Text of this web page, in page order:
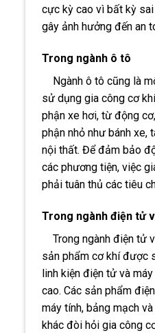
cực kỳ cao vì bất kỳ
gây ảnh hưởng đến an
Trong ngành ô tô
Ngành ô tô cũng là
sử dụng gia công cơ
phận xe hơi, từ động
phận nhỏ như bánh xe,
nội thất. Để đảm bảo
các phương tiện, việc
phải tuân thủ các tiêu
Trong ngành điện tử
Trong ngành điện tử
sản phẩm cơ khí được
linh kiện điện tử và
cao. Các sản phẩm
máy tính, bảng mạch
khác đòi hỏi gia công